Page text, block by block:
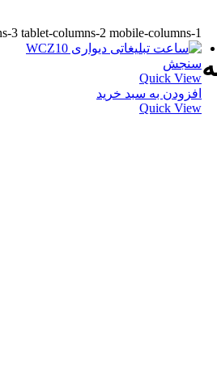
3 tablet-columns-2 mobile-columns-1
سنجش
Quick View
افزودن به سبد خرید
Quick View